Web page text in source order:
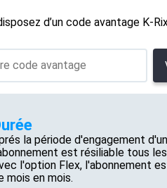
d’un code avantage K-
la période d'engagement
est résiliable tous
l'option Flex, l'abonnement
mois en mois.